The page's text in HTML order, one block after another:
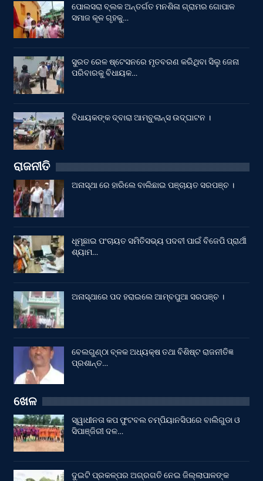
ପୋଲସରା ବ୍ଲକ ଅନ୍ତର୍ଗତ ମନଶିଳା ଗ୍ରାମର ଗୋପାଳ
ସମାଜ କୂଳ ଗୃହକୁ…
ସୁରତ ରେଳ ଷ୍ଟେସନରେ ମୃତବରଣ କରିଥିବା ସିଲୁ ଜେନା
ପରିବାରକୁ ବିଧାୟକ…
ବିଧାୟକଙ୍କ ଦ୍ବାରା ଆମ୍ବୁଲାନ୍ସ ଉଦ୍‌ଘାଟନ ।
ରାଜନୀତି
ଅନାସ୍ଥା ରେ ହାରିଲେ ବାଲିଛାଇ ପଞ୍ଚାୟତ ସରପଞ୍ଚ ।
ଧୂମୂଛାଇ ପଂଚାୟତ ସମିତିସଭ୍ୟ ପଦବୀ ପାଇଁ ବିଜେପି ପ୍ରାର୍ଥୀ
ଶ୍ୟାମ…
ଅନାସ୍ଥାରେ ପଦ ହରାଇଲେ ଆମ୍ବପୁଆ ସରପଞ୍ଚ ।
ବେଲଗୁଣ୍ଠା ବ୍ଳକ ଅଧ୍ୟକ୍ଷ ତଥା ବିଶିଷ୍ଟ ରାଜନୀତିଜ୍ଞ
ପ୍ରଶାନ୍ତ…
ଖେଳ
ସ୍ୱାଧୀନତା କପ ଫୁଟବଲ ଚମ୍ପିୟାନସିପରେ ବାଲିଗୁଡା ଓ
ସିପାଞ୍ଜିରୀ ଦଳ…
ଦୁଇଟି ପ୍ରକଳ୍ପର ଅଗ୍ରଗତି ନେଇ ଜିଲ୍ଲାପାଳଙ୍କ